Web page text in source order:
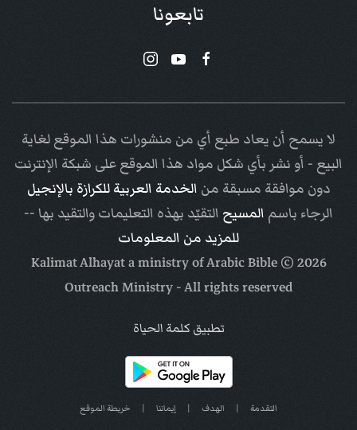
تابعونا
لا يسمح أن يعاد طبع أي من منشورات هذا الموقع لغاية
البيع - أو نشر بأي شكل مواد هذا الموقع على شبكة الإنترنت
دون موافقة مسبقة من الخدمة العربية للكرازة بالإنجيل
الرجاء باسم المسيح التقيّد بهذه التعليمات والتقيد بها --
للمزيد من المعلومات
2026
© Kalimat Alhayat a ministry of
Arabic Bible
Outreach Ministry- All rights reserved
تطبيق كلمة الحياة
التقدمة | الهدف | إيماننا | خريطة الموقع